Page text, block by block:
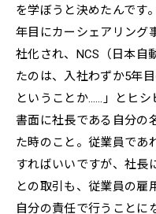
を学ぼうと決めたんです
年目にカーシェアリング
社化され、NCS（日本自
たのは、入社わずか5年
ということか……」とヒ
書面に社長である自分の
た時のこと。従業員であ
すればいいですが、社長
との取引も、従業員の雇
自分の責任で行うことに